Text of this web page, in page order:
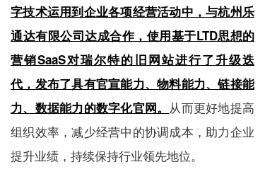
字技术运用到企业各项经营活动中，与杭州乐
通达有限公司达成合作，使用基于LTD思想的
营销SaaS对瑞尔特的旧网站进行了升级迭
代，发布了具有官宣能力、物料能力、链接能
力、数据能力的数字化官网。 从而更好地提高
组织效率，减少经营中的协调成本，助力企业
提升业绩，持续保持行业领先地位。